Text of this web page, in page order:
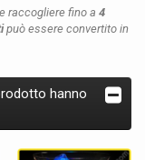
raccogliere fino a 4
può essere convertito in
hanno